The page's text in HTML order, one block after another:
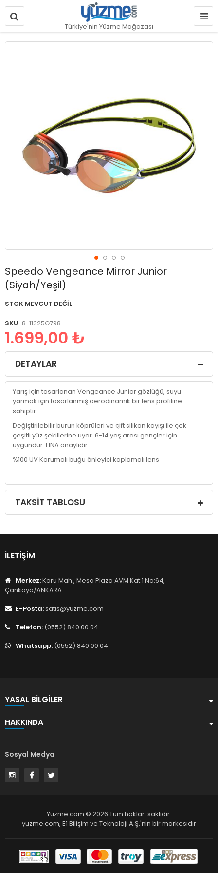
Türkiye'nin Yüzme Mağazası
Speedo Vengeance Mirror Junior
(Siyah/Yeşil)
STOK MEVCUT DEĞIL
SKU 8-11325G798
1.699,00 ₺
Resim
Resim
galerisinin
başlangıcına
DETAYLAR
Yarış için tasarlanan Vengeance Junior gözlüğü, suyu
yarmak için tasarlanmış aerodinamik bir lens profiline
sahiptir.
Değiştirilebilir burun köprüleri ve çift silikon kayışı ile çok
çeşitli yüz şekillerine uyar. 6-14 yaş arası gençler için
uygundur. FINA onaylıdır.
%100 UV Korumalı buğu önleyici kaplamalı lens
TAKSIT TABLOSU
İLETIŞIM
Merkez:Koru Mah., Mesa Plaza AVM Kat:1 No:64,
Çankaya/ANKARA
E-Posta:satis@yuzme.com
Telefon: (0552) 840 00 04
Whatsapp: (0552) 840 00 04
YASAL BILGILER
HAKKINDA
Sosyal Medya
Yuzme.com © 2026 Tüm hakları saklıdır.
yuzme.com, E1 Bilişim ve Teknoloji A.Ş.'nin bir markasıdır